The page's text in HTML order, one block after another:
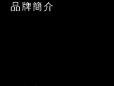
品牌簡介